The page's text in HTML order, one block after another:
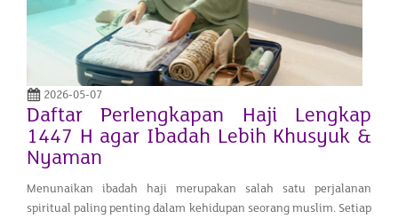
2026-05-07
Daftar Perlengkapan Haji Lengkap
1447 H agar Ibadah Lebih Khusyuk &
Nyaman
Menunaikan ibadah haji merupakan salah satu perjalanan
spiritual paling penting dalam kehidupan seorang muslim. Setiap